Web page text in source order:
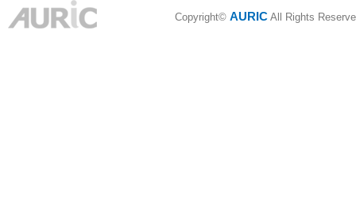
Copyright© AURIC All Rights